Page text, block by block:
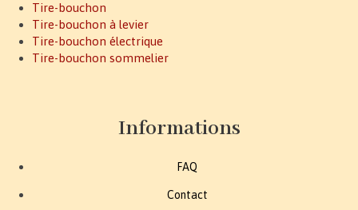
Tire-bouchon
Tire-bouchon à levier
Tire-bouchon électrique
Tire-bouchon sommelier
Informations
FAQ
Contact